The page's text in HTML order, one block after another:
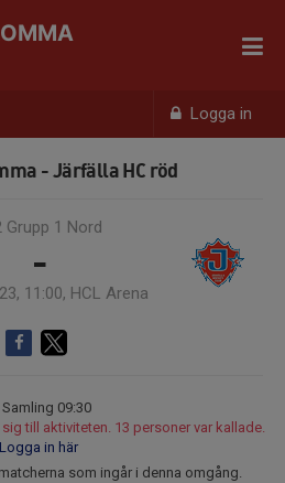
Logga in
- Järfälla HC röd
Grupp 1 Nord
-
11:00, HCL Arena
Samling 09:30
till aktiviteten. 13 personer var kallade.
Logga in här
som ingår i denna omgång.